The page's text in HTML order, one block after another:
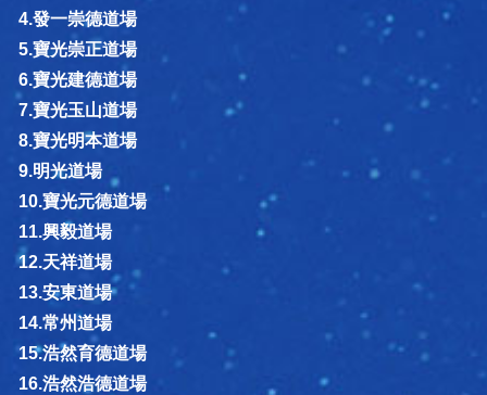
4.發一崇德道場
5.寶光崇正道場
6.寶光建德道場
7.寶光玉山道場
8.寶光明本道場
9.明光道場
10.寶光元德道場
11.興毅道場
12.天祥道場
13.安東道場
14.常州道場
15.浩然育德道場
16.浩然浩德道場